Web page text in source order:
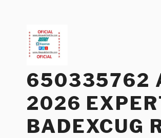
650335762
2026
BADEXCUG